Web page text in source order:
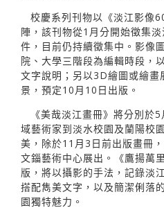
校慶系列刊物以《淡江影像
陣，該刊物從1月分開始徵集
件，目前仍持續徵集中。影像
院、大學三階段為編輯時段，
文字說明；另以3D繪圖或繪
景，預定10月10日出版。
《美哉淡江畫冊》將分別於
域藝術家到淡水校園及蘭陽校
美，除於11月3日前出版畫冊
文錙藝術中心展出。《鷹揚萬
版，將以攝影的手法，記錄淡
搭配雋美文字，以及簡潔俐落
園獨特魅力。